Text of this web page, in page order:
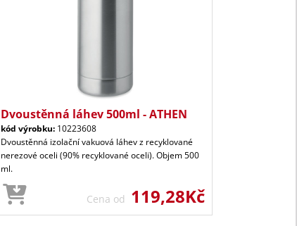
Dvoustěnná láhev 500ml - ATHEN
kód výrobku: 10223608
Dvoustěnná izolační vakuová láhev z recyklované
nerezové oceli (90% recyklované oceli). Objem 500
ml.
Cena od 119,28Kč